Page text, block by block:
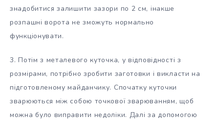
знадобитися залишити зазори по 2 см, інакше
розпашні ворота не зможуть нормально
функціонувати.
3. Потім з металевого куточка, у відповідності з
розмірами, потрібно зробити заготовки і викласти на
підготовленому майданчику. Спочатку куточки
зварюються між собою точкової зварюванням, щоб
можна було виправити недоліки. Далі за допомогою